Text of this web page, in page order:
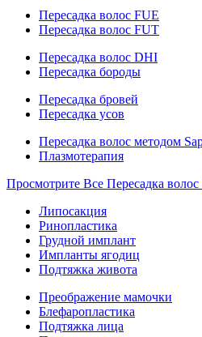
Пересадка волос FUE
Пересадка волос FUT
Пересадка волос DHI
Пересадка бороды
Пересадка бровей
Пересадка усов
Пересадка волос методом
Плазмотерапия
Просмотрите Все Пересадка
Липосакция
Ринопластика
Грудной имплант
Импланты ягодиц
Подтяжка живота
Преображение мамочки
Блефаропластика
Подтяжка лица